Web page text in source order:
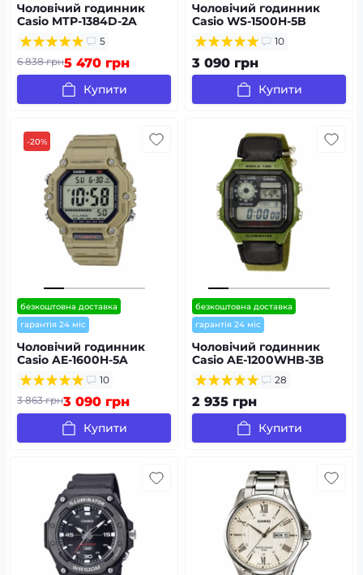
Чоловічий годинник
Casio MTP-1384D-2A
5
6 838 грн5 470 грн
Купити
Чоловічий годинник
Casio WS-1500H-5B
10
3 090 грн
Купити
-20%
безкоштовна доставка
гарантія 24 міс
Чоловічий годинник
Casio AE-1600H-5A
10
3 863 грн3 090 грн
Купити
безкоштовна доставка
гарантія 24 міс
Чоловічий годинник
Casio AE-1200WHB-3B
28
2 935 грн
Купити